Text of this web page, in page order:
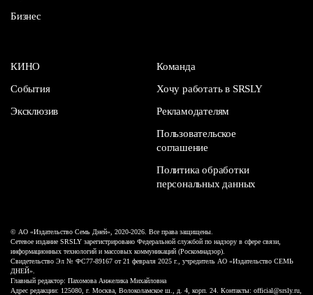
Бизнес
КИНО
События
Эксклюзив
Команда
Хочу работать в SRSLY
Рекламодателям
Пользовательское
соглашение
Политика обработки
персональных данных
© АО «Издательство Семь Дней», 2020-2026. Все права защищены.
Сетевое издание SRSLY зарегистрировано Федеральной службой по надзору в сфере связи,
информационных технологий и массовых коммуникаций (Роскомнадзор).
Свидетельство Эл № ФС77-89167 от 21 февраля 2025 г., учредитель АО «Издательство СЕМЬ
ДНЕЙ».
Главный редактор: Пахомова Анжелика Михайловна
Адрес редакции: 125080, г. Москва, Волоколамское ш., д. 4, корп. 24. Контакты: official@srsly.ru,